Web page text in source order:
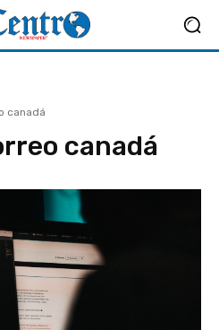
canadá
canadá